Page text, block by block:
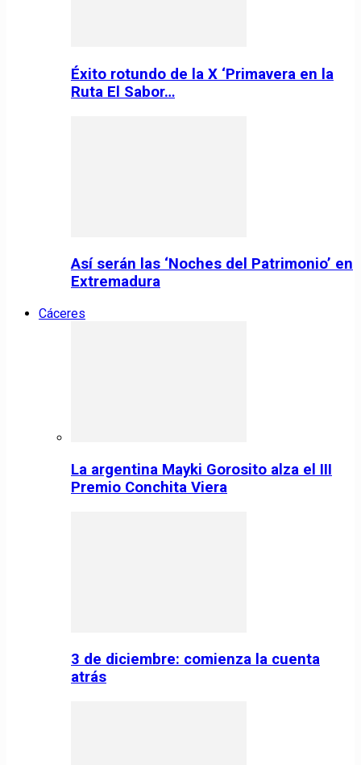
Éxito rotundo de la X ‘Primavera en la
Ruta El Sabor…
Así serán las ‘Noches del Patrimonio’ en
Extremadura
Cáceres
La argentina Mayki Gorosito alza el III
Premio Conchita Viera
3 de diciembre: comienza la cuenta
atrás